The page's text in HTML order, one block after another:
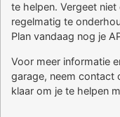
te helpen. Vergeet
regelmatig te
Plan vandaag nog je
Voor meer informatie
garage, neem contact
klaar om je te helpen